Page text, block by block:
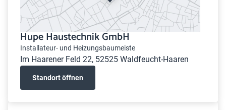
Hupe Haustechnik GmbH
Installateur- und Heizungsbaumeiste
Im Haarener Feld 22, 52525 Waldfeucht-Haaren
Standort öffnen